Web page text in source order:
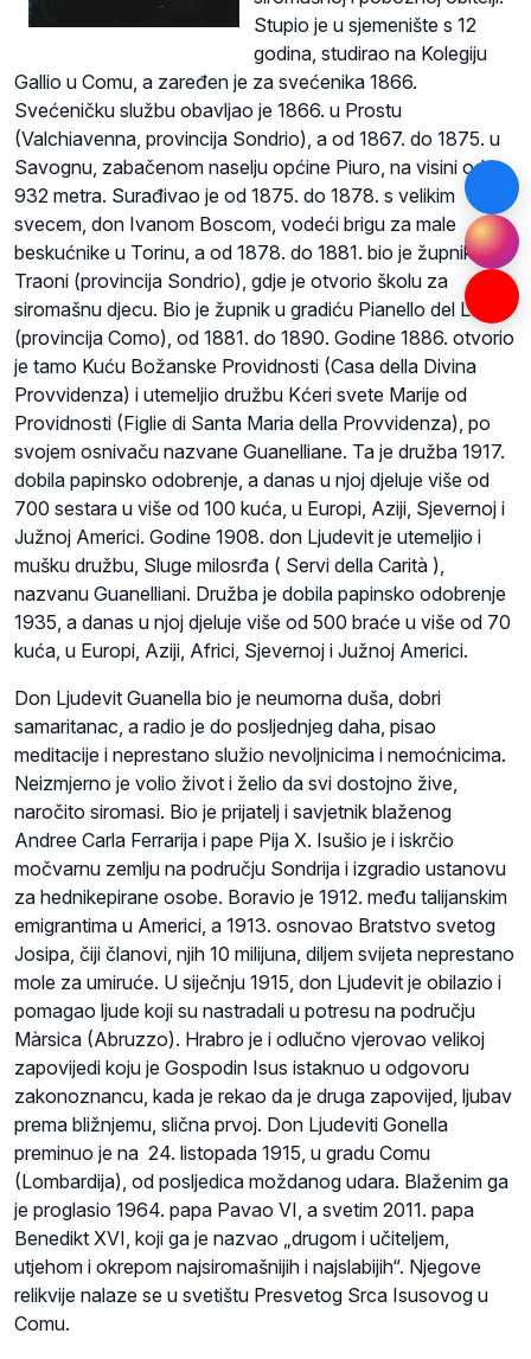
Stupio je u sjemenište s 12
godina, studirao na Kolegiju
Gallio u Comu, a zaređen je za svećenika 1866.
Svećeničku službu obavljao je 1866. u Prostu
(Valchiavenna, provincija Sondrio), a od 1867. do 1875. u
Savognu, zabačenom naselju općine Piuro, na visini od
932 metra. Surađivao je od 1875. do 1878. s velikim
svecem, don Ivanom Boscom, vodeći brigu za male
beskućnike u Torinu, a od 1878. do 1881. bio je župnik u
Traoni (provincija Sondrio), gdje je otvorio školu za
siromašnu djecu. Bio je župnik u gradiću Pianello del Lario
(provincija Como), od 1881. do 1890. Godine 1886. otvorio
je tamo Kuću Božanske Providnosti (Casa della Divina
Provvidenza) i utemeljio družbu Kćeri svete Marije od
Providnosti (Figlie di Santa Maria della Provvidenza), po
svojem osnivaču nazvane Guanelliane. Ta je družba 1917.
dobila papinsko odobrenje, a danas u njoj djeluje više od
700 sestara u više od 100 kuća, u Europi, Aziji, Sjevernoj i
Južnoj Americi. Godine 1908. don Ljudevit je utemeljio i
mušku družbu, Sluge milosrđa ( Servi della Carità ),
nazvanu Guanelliani. Družba je dobila papinsko odobrenje
1935, a danas u njoj djeluje više od 500 braće u više od 70
kuća, u Europi, Aziji, Africi, Sjevernoj i Južnoj Americi.
Don Ljudevit Guanella bio je neumorna duša, dobri
samaritanac, a radio je do posljednjeg daha, pisao
meditacije i neprestano služio nevoljnicima i nemoćnicima.
Neizmjerno je volio život i želio da svi dostojno žive,
naročito siromasi. Bio je prijatelj i savjetnik blaženog
Andree Carla Ferrarija i pape Pija X. Isušio je i iskrčio
močvarnu zemlju na području Sondrija i izgradio ustanovu
za hednikepirane osobe. Boravio je 1912. među talijanskim
emigrantima u Americi, a 1913. osnovao Bratstvo svetog
Josipa, čiji članovi, njih 10 milijuna, diljem svijeta neprestano
mole za umiruće. U siječnju 1915, don Ljudevit je obilazio i
pomagao ljude koji su nastradali u potresu na području
Màrsica (Abruzzo). Hrabro je i odlučno vjerovao velikoj
zapovijedi koju je Gospodin Isus istaknuo u odgovoru
zakonoznancu, kada je rekao da je druga zapovijed, ljubav
prema bližnjemu, slična prvoj. Don Ljudeviti Gonella
preminuo je na 24. listopada 1915, u gradu Comu
(Lombardija), od posljedica moždanog udara. Blaženim ga
je proglasio 1964. papa Pavao VI, a svetim 2011. papa
Benedikt XVI, koji ga je nazvao „drugom i učiteljem,
utjehom i okrepom najsiromašnijih i najslabijih“. Njegove
relikvije nalaze se u svetištu Presvetog Srca Isusovog u
Comu.